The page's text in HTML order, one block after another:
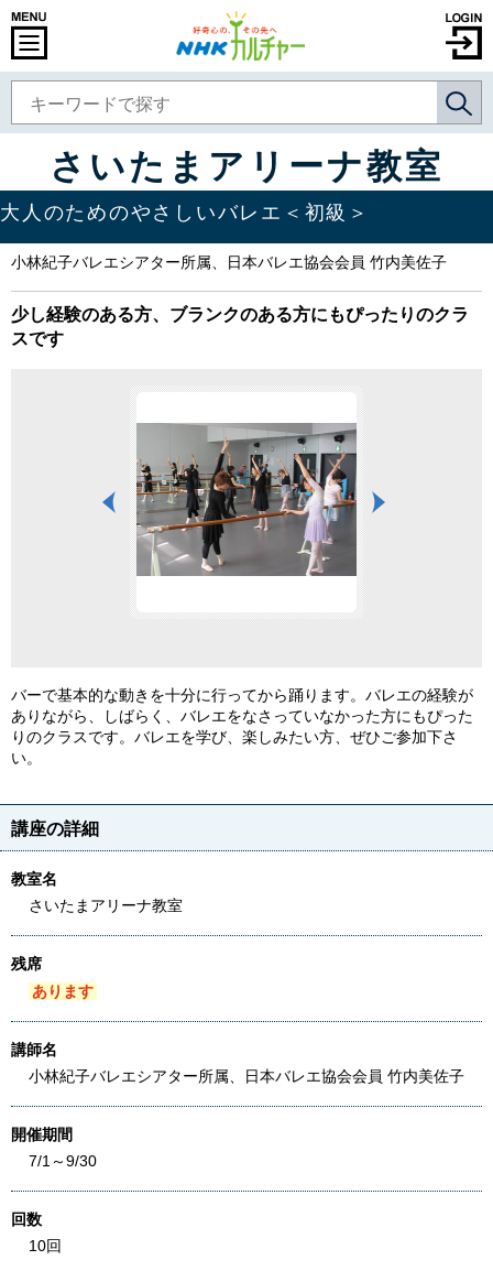
さいたまアリーナ教室
大人のためのやさしいバレエ＜初級＞
小林紀子バレエシアター所属、日本バレエ協会会員 竹内美佐子
少し経験のある方、ブランクのある方にもぴったりのクラ
スです
バーで基本的な動きを十分に行ってから踊ります。バレエの経験が
ありながら、しばらく、バレエをなさっていなかった方にもぴった
りのクラスです。バレエを学び、楽しみたい方、ぜひご参加下さ
い。
講座の詳細
教室名
さいたまアリーナ教室
残席
あります
講師名
小林紀子バレエシアター所属、日本バレエ協会会員 竹内美佐子
開催期間
7/1～9/30
回数
10回